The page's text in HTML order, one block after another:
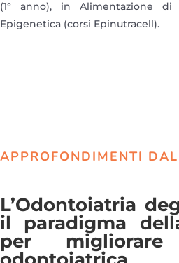
(1° anno), in Alimentazione
Epigenetica (corsi Epinutracell).
APPROFONDIMENTI
L’Odontoiatria
il paradigma
per